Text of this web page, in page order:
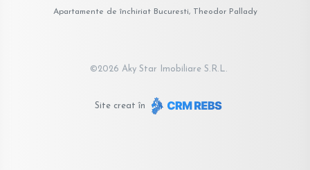
Apartamente de închiriat Bucuresti, Theodor Pallady
©2026 Aky Star Imobiliare S.R.L.
Site creat în